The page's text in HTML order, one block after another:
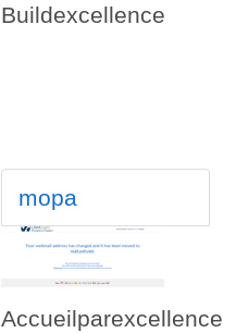
Buildexcellence
mopa
Accueilparexcellence